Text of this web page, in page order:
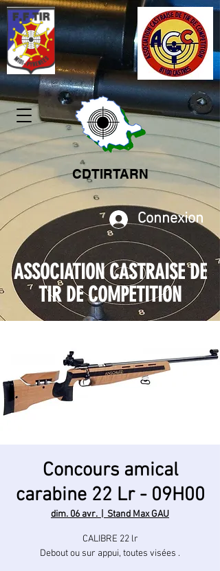
CDTIRTARN
Connexion
ASSOCIATION CASTRAISE DE
TIR DE COMPETITION
Concours amical
carabine 22 Lr - 09H00
dim. 06 avr.
  |
Stand Max GAU
CALIBRE 22 lr
Debout ou sur appui, toutes visées .